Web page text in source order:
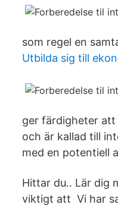
som regel en
Utbilda sig till
ger färdigheter
och är kallad till
med en potentiell
Hittar du.. Lär dig
viktigt att Vi har